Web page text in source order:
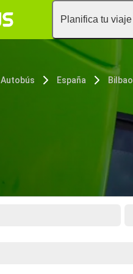
Planifica tu viaje
Autobús España Bilbao